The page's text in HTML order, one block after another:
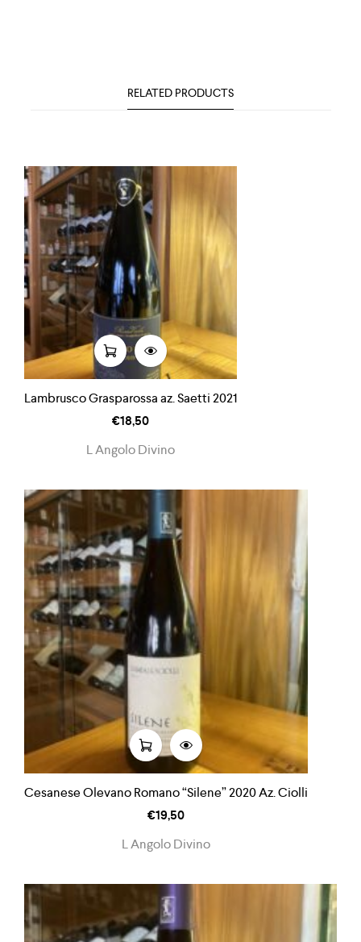
RELATED PRODUCTS
Lambrusco Grasparossa az. Saetti 2021
€18,50
L Angolo Divino
Cesanese Olevano Romano “Silene” 2020 Az. Ciolli
€19,50
L Angolo Divino